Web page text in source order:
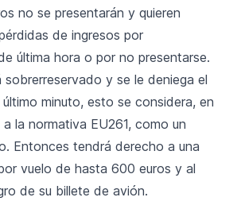
no se presentarán y quieren
de ingresos por
última hora o por no presentarse.
sobrerreservado y se le deniega el
minuto, esto se considera, en
la normativa EU261, como un
Entonces tendrá derecho a una
vuelo de hasta 600 euros y al
de su billete de avión.